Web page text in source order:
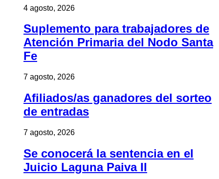
4 agosto, 2026
Suplemento para trabajadores de
Atención Primaria del Nodo Santa
Fe
7 agosto, 2026
Afiliados/as ganadores del sorteo
de entradas
7 agosto, 2026
Se conocerá la sentencia en el
Juicio Laguna Paiva II